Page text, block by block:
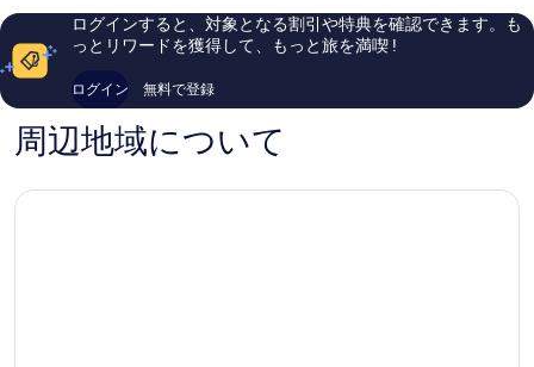
中
部
コ
1,007
件
の
口
ミ
心
部
口
コ
ログインすると、対象となる割引や特典を確認できます。も
っとリワードを獲得して、もっと旅を満喫 !
ログイン 無料で登録
周辺地域について